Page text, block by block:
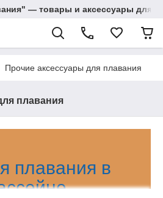
— товары и аксессуары для
Прочие аксессуары для плавания
плавания
плавания в